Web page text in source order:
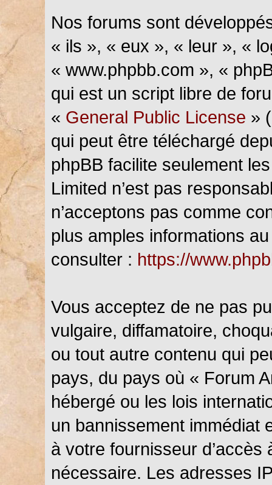
Nos forums sont
« ils », « eux », « leur », «
« www.phpbb.com », «
qui est un script libre de
« General Public License »
qui peut être téléchargé
phpBB facilite seulement
Limited n’est pas
n’acceptons pas comme
plus amples informations
consulter : https://
Vous acceptez de ne pas
vulgaire, diffamatoire,
ou tout autre contenu qui
pays, du pays où « Forum
hébergé ou les lois
un bannissement immédiat
à votre fournisseur
nécessaire. Les adresses